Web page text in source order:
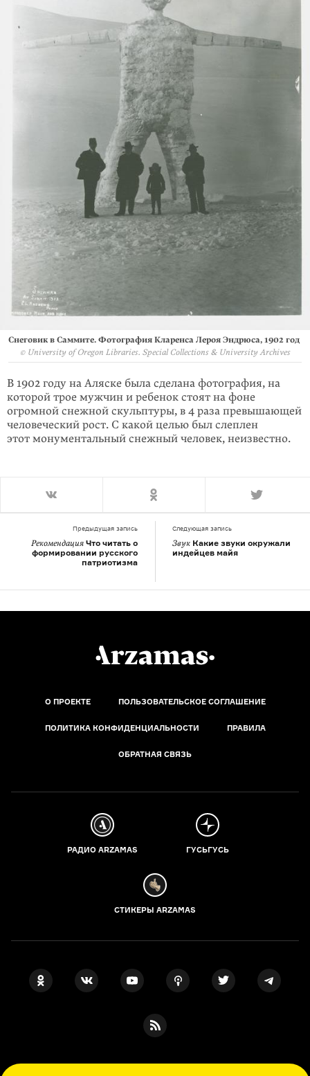
Снеговик в Саммите. Фотография Кларенса Лероя Эндрюса, 1902 год
© University of Oregon Libraries. Special Collections & University Archives
В 1902 году на Аляске была сделана фотография, на
которой трое мужчин и ребенок стоят на фоне
огромной снежной скульптуры, в 4 раза превышающей
человеческий рост. C какой целью был слеплен
этот монументальный снежный человек, неизвестно.
Предыдущая запись
Рекомендация Что читать о
формировании русского
патриотизма
Следующая запись
Звук Какие звуки окружали
индейцев майя
О ПРОЕКТЕ ПОЛЬЗОВАТЕЛЬСКОЕ СОГЛАШЕНИЕ
ПОЛИТИКА КОНФИДЕНЦИАЛЬНОСТИ ПРАВИЛА
ОБРАТНАЯ СВЯЗЬ
РАДИО ARZAMAS ГУСЬГУСЬ
СТИКЕРЫ ARZAMAS